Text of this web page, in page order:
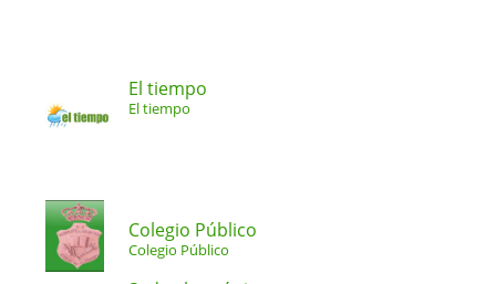
El tiempo
El tiempo
Colegio Público
Colegio Público